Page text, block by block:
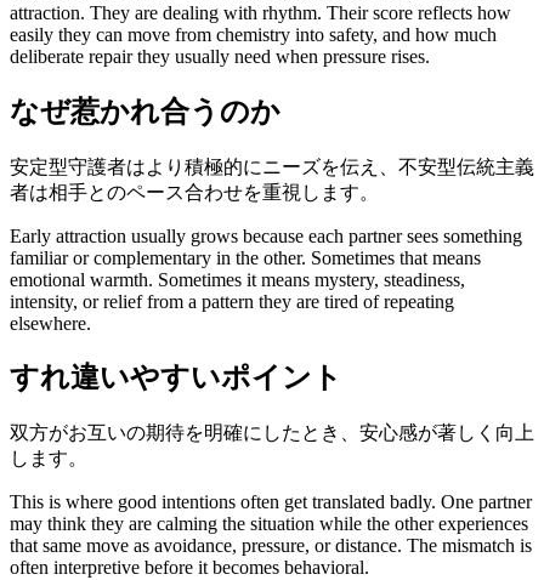
attraction. They are dealing with rhythm. Their score reflects how
easily they can move from chemistry into safety, and how much
deliberate repair they usually need when pressure rises.
なぜ惹かれ合うのか
安定型守護者はより積極的にニーズを伝え、不安型伝統主義
者は相手とのペース合わせを重視します。
Early attraction usually grows because each partner sees something
familiar or complementary in the other. Sometimes that means
emotional warmth. Sometimes it means mystery, steadiness,
intensity, or relief from a pattern they are tired of repeating
elsewhere.
すれ違いやすいポイント
双方がお互いの期待を明確にしたとき、安心感が著しく向上
します。
This is where good intentions often get translated badly. One partner
may think they are calming the situation while the other experiences
that same move as avoidance, pressure, or distance. The mismatch is
often interpretive before it becomes behavioral.